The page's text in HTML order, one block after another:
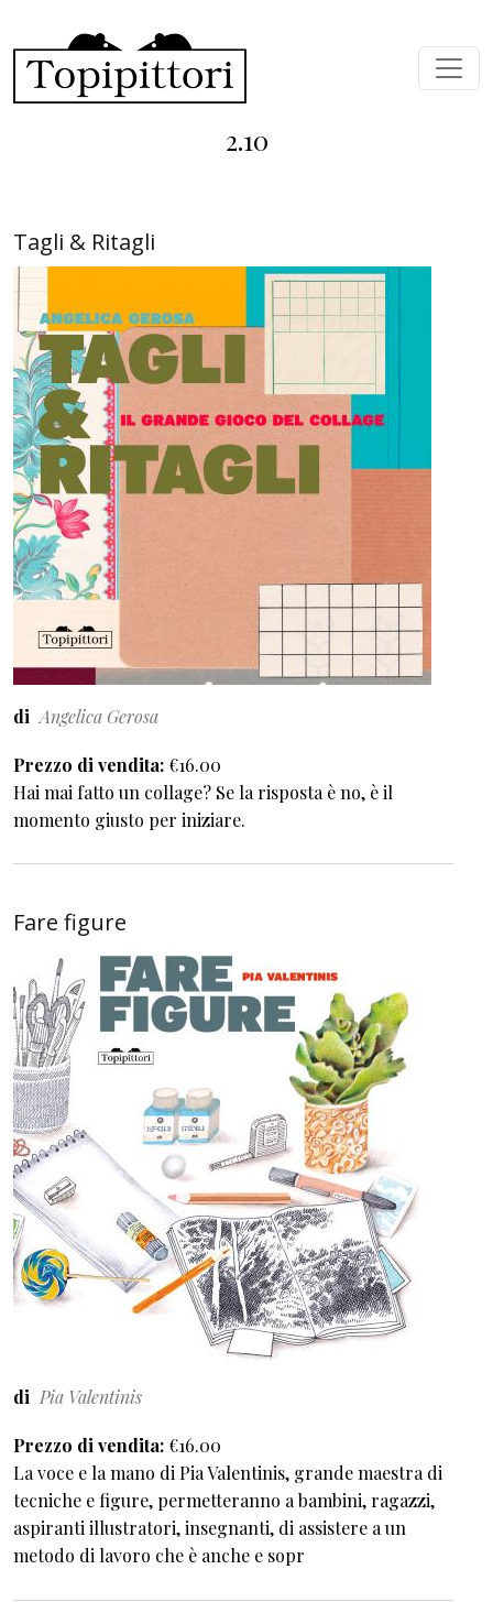
2.10
Tagli & Ritagli
di Angelica Gerosa
Prezzo di vendita €16.00
Hai mai fatto un collage? Se la risposta è no, è il
momento giusto per iniziare.
Fare figure
di Pia Valentinis
Prezzo di vendita €16.00
La voce e la mano di Pia Valentinis, grande maestra di
tecniche e figure, permetteranno a bambini, ragazzi,
aspiranti illustratori, insegnanti, di assistere a un
metodo di lavoro che è anche e sopr